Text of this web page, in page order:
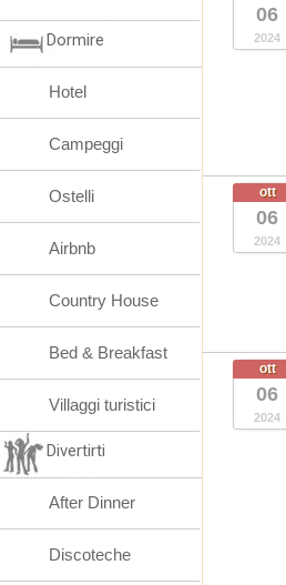
06
2024
ott
06
2024
ott
06
2024
Dormire
Hotel
Campeggi
Ostelli
Airbnb
Country House
Bed & Breakfast
Villaggi turistici
Divertirti
After Dinner
Discoteche